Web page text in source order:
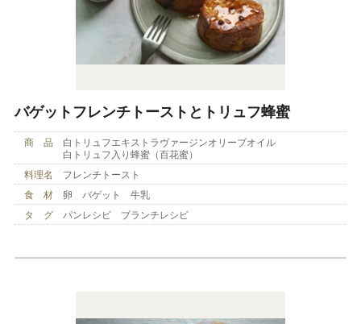
バゲットフレンチトーストとトリュフ蜂蜜
商 品
白トリュフエキストラヴァージンオリーブオイル
白トリュフ入り蜂蜜（百花蜜）
料理名
フレンチトースト
食 材
卵 バゲット 牛乳
タ グ
パンレシピ ブランチレシピ